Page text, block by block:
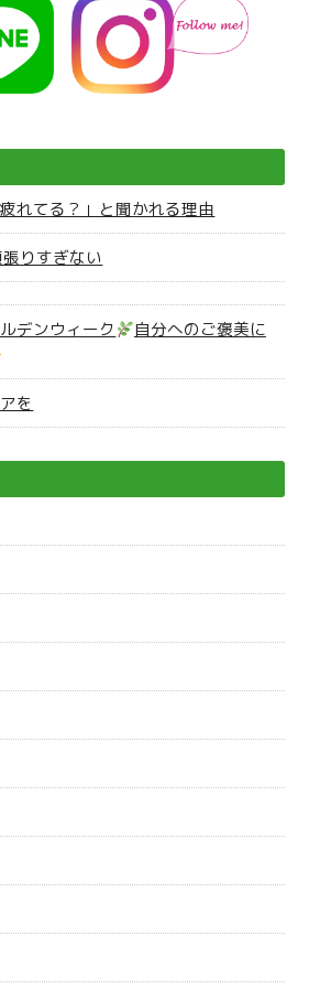
れてる？」と聞かれる理由
りすぎない
デンウィーク
自分へのご褒美に
を